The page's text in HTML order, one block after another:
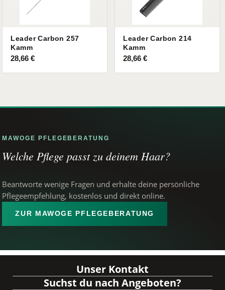
Leader Carbon 257
Kamm
28,66€
Leader Carbon 214
Kamm
28,66€
MAWOGE PFLEGEBERATUNG
Welche Pflege passt zu deinem Haar?
Beantworte wenige Fragen und erhalte deine persönliche
Pflegeempfehlung, kostenlos und direkt online.
ZUR MAWOGE PFLEGEBERATUNG
Unser Kontakt
Suchst du nach Angeboten?